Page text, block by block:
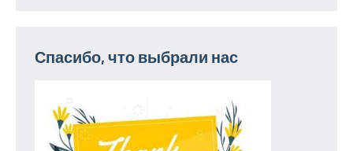
Спасибо, что выбрали нас